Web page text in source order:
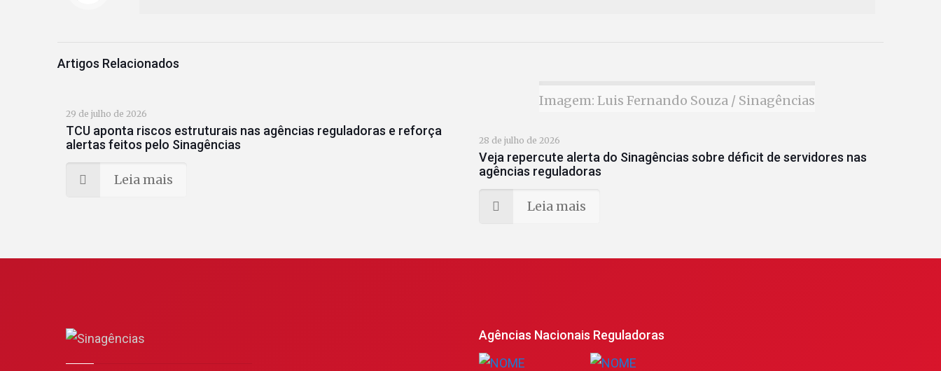
Artigos Relacionados
29 de julho de 2026
TCU aponta riscos estruturais nas agências reguladoras e reforça
alertas feitos pelo Sinagências
Leia mais
Imagem: Luis Fernando Souza / Sinagências
28 de julho de 2026
Veja repercute alerta do Sinagências sobre déficit de servidores nas
agências reguladoras
Leia mais
Agências Nacionais Reguladoras